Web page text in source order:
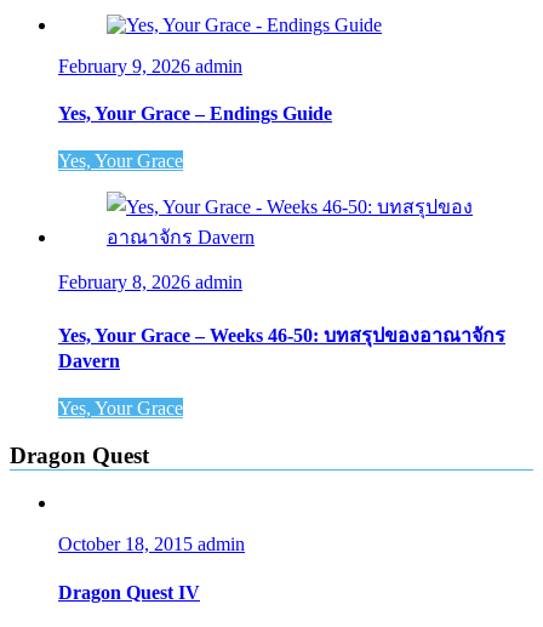
February 9, 2026 admin
Yes, Your Grace – Endings Guide
Yes, Your Grace
February 8, 2026 admin
Yes, Your Grace – Weeks 46-50: บทสรุปของอาณาจักร
Davern
Yes, Your Grace
Dragon Quest
October 18, 2015 admin
Dragon Quest IV